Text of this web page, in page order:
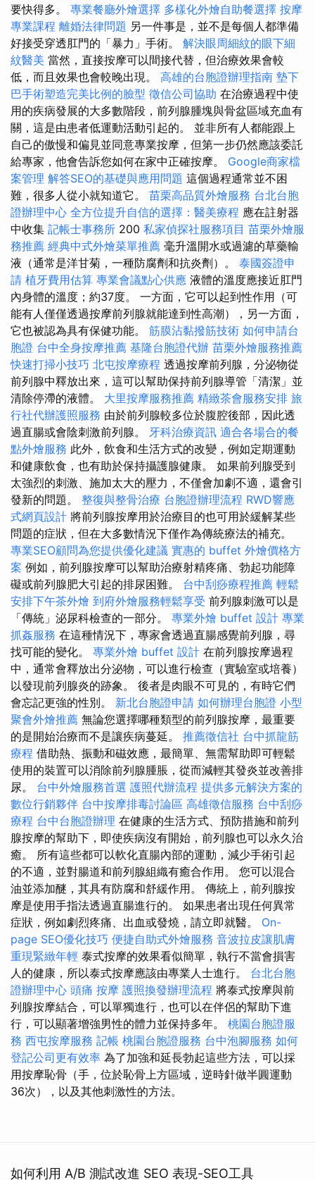
要快得多。 專業餐廳外燴選擇 多樣化外燴自助餐選擇 按摩
專業課程 離婚法律問題 另一件事是，並不是每個人都準備
好接受穿透肛門的「暴力」手術。 解決眼周細紋的眼下細
紋醫美 當然，直接按摩可以間接代替，但治療效果會較
低，而且效果也會較晚出現。 高雄的台胞證辦理指南 墊下
巴手術塑造完美比例的臉型 徵信公司協助 在治療過程中使
用的疾病發展的大多數階段，前列腺腫塊與骨盆區域充血有
關，這是由患者低運動活動引起的。 並非所有人都能跟上
自己的傲慢和偏見並同意專業按摩，但第一步仍然應該委託
給專家，他會告訴您如何在家中正確按摩。 Google商家檔
案管理 解答SEO的基礎與應用問題 這個過程通常並不困
難，很多人從小就知道它。 苗栗高品質外燴服務 台北台胞
證辦理中心 全方位提升自信的選擇：醫美療程 應在註射器
中收集 記帳士事務所 200 私家偵探社服務項目 苗栗外燴服
務推薦 經典中式外燴菜單推薦 毫升溫開水或過濾的草藥輸
液（通常是洋甘菊，一種防腐劑和抗炎劑）。 泰國簽證申
請 植牙費用估算 專業會議點心供應 液體的溫度應接近肛門
內身體的溫度；約37度。 一方面，它可以起到性作用（可
能有人僅僅透過按摩前列腺就能達到性高潮），另一方面，
它也被認為具有保健功能。 筋膜沾黏撥筋技術 如何申請台
胞證 台中全身按摩推薦 基隆台胞證代辦 苗栗外燴服務推薦
快速打掃小技巧 北屯按摩療程 透過按摩前列腺，分泌物從
前列腺中釋放出來，這可以幫助保持前列腺導管「清潔」並
清除停滯的液體。 大里按摩服務推薦 精緻茶會服務安排 旅
行社代辦護照服務 由於前列腺較多位於腹腔後部，因此透
過直腸或會陰刺激前列腺。 牙科治療資訊 適合各場合的餐
點外燴服務 此外，飲食和生活方式的改變，例如定期運動
和健康飲食，也有助於保持攝護腺健康。 如果前列腺受到
太強烈的刺激、施加太大的壓力，不僅會加劇不適，還會引
發新的問題。 整復與整骨治療 台胞證辦理流程 RWD響應
式網頁設計 將前列腺按摩用於治療目的也可用於緩解某些
問題的症狀，但在大多數情況下僅作為傳統療法的補充。
專業SEO顧問為您提供優化建議 實惠的 buffet 外燴價格方
案 例如，前列腺按摩可以幫助治療射精疼痛、勃起功能障
礙或前列腺肥大引起的排尿困難。 台中刮痧療程推薦 輕鬆
安排下午茶外燴 到府外燴服務輕鬆享受 前列腺刺激可以是
「傳統」泌尿科檢查的一部分。 專業外燴 buffet 設計 專業
抓姦服務 在這種情況下，專家會透過直腸感覺前列腺，尋
找可能的變化。 專業外燴 buffet 設計 在前列腺按摩過程
中，通常會釋放出分泌物，可以進行檢查（實驗室或培養）
以發現前列腺炎的跡象。 後者是肉眼不可見的，有時它們
會忘記更強的性別。 新北台胞證申請 如何辦理台胞證 小型
聚會外燴推薦 無論您選擇哪種類型的前列腺按摩，最重要
的是開始治療而不是讓疾病蔓延。 推薦徵信社 台中抓龍筋
療程 借助熱、振動和磁效應，最簡單、無需幫助即可輕鬆
使用的裝置可以消除前列腺腫脹，從而減輕其發炎並改善排
尿。 台中外燴服務首選 護照代辦流程 提供多元解決方案的
數位行銷夥伴 台中按摩排毒討論區 高雄徵信服務 台中刮痧
療程 台中台胞證辦理 在健康的生活方式、預防措施和前列
腺按摩的幫助下，即使疾病沒有開始，前列腺也可以永久治
癒。 所有這些都可以軟化直腸內部的運動，減少手術引起
的不適，並對腸道和前列腺組織有癒合作用。 您可以混合
油並添加醚，其具有防腐和舒緩作用。 傳統上，前列腺按
摩是使用手指法透過直腸進行的。 如果患者出現任何異常
症狀，例如劇烈疼痛、出血或發燒，請立即就醫。 On-
page SEO優化技巧 便捷自助式外燴服務 音波拉皮讓肌膚
重現緊緻年輕 泰式按摩的效果看似簡單，執行不當會損害
人的健康，所以泰式按摩應該由專業人士進行。 台北台胞
證辦理中心 頭痛 按摩 護照換發辦理流程 將泰式按摩與前
列腺按摩結合，可以單獨進行，也可以在伴侶的幫助下進
行，可以顯著增強男性的體力並保持多年。 桃園台胞證服
務 西屯按摩服務 記帳 桃園台胞證服務 台中泡腳服務 如何
登記公司更有效率 為了加強和延長勃起這些方法，可以採
用按摩恥骨（手，位於恥骨上方區域，逆時針做半圓運動
36次），以及其他刺激性的方法。
如何利用 A/B 測試改進 SEO 表現-SEO工具